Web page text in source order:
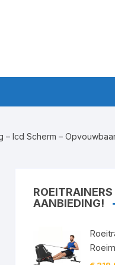
lcd Scherm –
ROEITRAINERS
AANBIEDING!